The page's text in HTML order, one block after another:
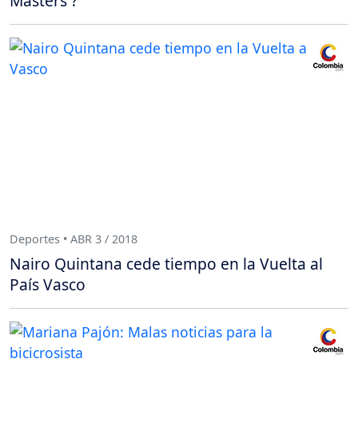
Deportes • ABR 3 / 2018
Nairo Quintana cede tiempo en la Vuelta al
País Vasco